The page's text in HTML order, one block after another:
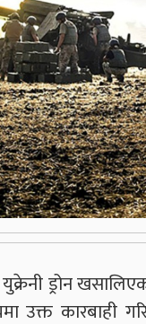
ड्रोन
उक्त कारबाही